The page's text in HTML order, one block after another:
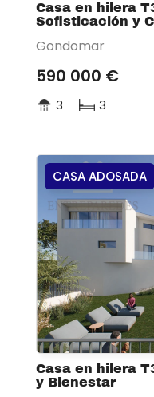
Casa en hilera
Sofisticación y
Gondomar
590 000 €
3 3
CASA ADOSADA
Casa en hilera
y Bienestar